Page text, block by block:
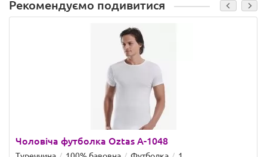
Рекомендуємо подивитися
Чоловіча футболка Oztas A-1048